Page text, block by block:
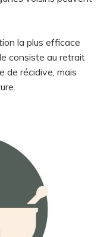
la plus efficace
consiste au retrait
de récidive, mais